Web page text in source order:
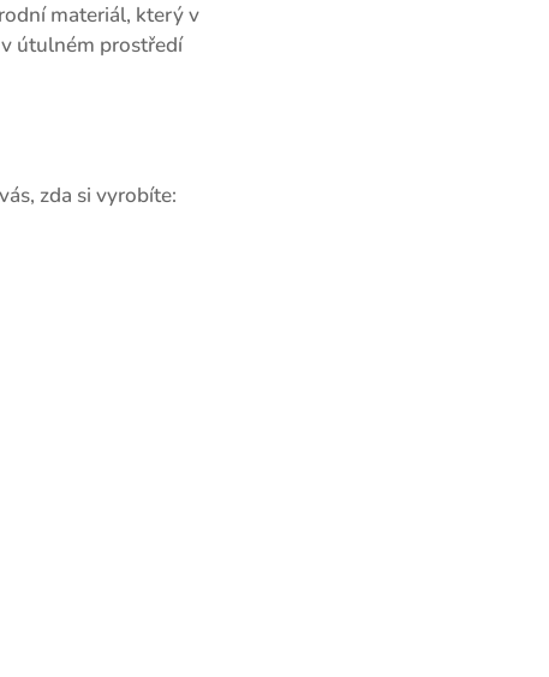
materiál, který v
útulném prostředí
zda si vyrobíte: